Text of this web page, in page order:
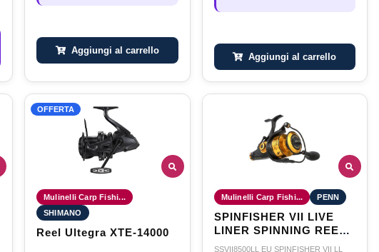
Aggiungi al carrello
Aggiungi al carrello
OFFERTA
Mulinelli Carp Fishi...
SHIMANO
Reel Ultegra XTE-14000
Mulinelli Carp Fishi... PENN
SPINFISHER VII LIVE
LINER SPINNING REEL
8500
SSVII8500LL EU SPINFISHER VII LL